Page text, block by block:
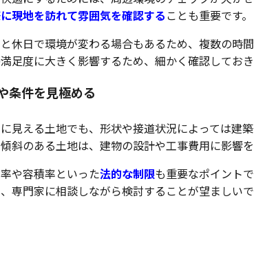
現地を訪れて雰囲気を確認する ことも重要です。
休日で環境が変わる場合もあるため、複数の時
足度に大きく影響するため、細かく確認しておき
条件を見極める
見える土地でも、形状や接道状況によっては建
斜のある土地は、建物の設計や工事費用に影響を
や容積率といった法的な制限も重要なポイント
専門家に相談しながら検討することが望ましいで